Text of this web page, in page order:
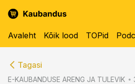
Avaleht Kõik lood TOPid
Tagasi
E-KAUBANDUSE ARENG JA TULEVIK